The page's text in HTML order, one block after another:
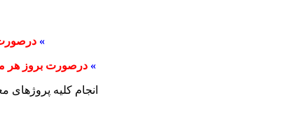
»
» درصورت بروز هر
انجام کلیه پروژهای